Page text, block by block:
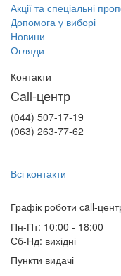
Акції та спеціальні
Допомога у виборі
Новини
Огляди
Контакти
Call-центр
(044) 507-17-19
(063) 263-77-62
Всі контакти
Графік роботи сall-
Пн-Пт: 10:00 - 18:00
Сб-Нд: вихідні
Пункти видачі